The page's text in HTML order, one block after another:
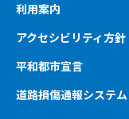
利用案内
アクセシビリティ方針
平和都市宣言
道路損傷通報システム